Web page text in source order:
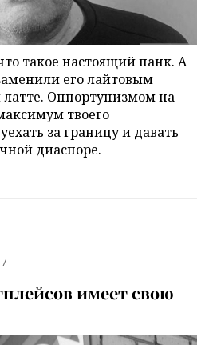
такое настоящий панк. А
его лайтовым
латте. Оппортунизмом на
твоего
за границу и давать
диаспоре.
имеет свою